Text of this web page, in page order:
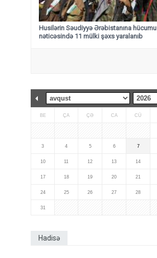
Husilərin Səudiyyə Ərəbistanına hücumu
nəticəsində 11 mülki şəxs yaralanıb
BE ÇA ÇƏ CA CÜ
3 4 5 6 7
10 11 12 13 14
17 18 19 20 21
24 25 26 27 28
31
Hadisə